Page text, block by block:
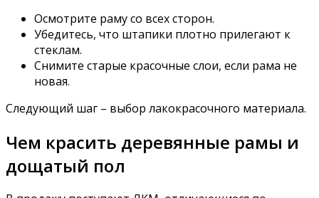
Осмотрите раму со всех сторон.
Убедитесь, что штапики плотно прилегают к
стеклам.
Снимите старые красочные слои, если рама не
новая.
Следующий шаг – выбор лакокрасочного материала.
Чем красить деревянные рамы и
дощатый пол